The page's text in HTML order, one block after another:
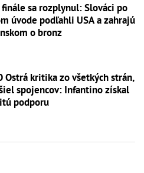
finále sa rozplynul: Slováci po
úvode podľahli USA a zahrajú
o bronz
Ostrá kritika zo všetkých strán,
spojencov: Infantino získal
podporu